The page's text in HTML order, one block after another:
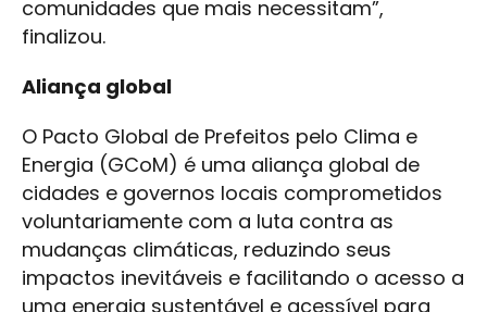
comunidades que mais necessitam”,
finalizou.
Aliança global
O Pacto Global de Prefeitos pelo Clima e
Energia (GCoM) é uma aliança global de
cidades e governos locais comprometidos
voluntariamente com a luta contra as
mudanças climáticas, reduzindo seus
impactos inevitáveis e facilitando o acesso a
uma energia sustentável e acessível para